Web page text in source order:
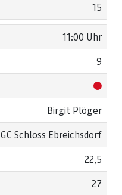
15
11:00 Uhr
9
Birgit Plöger
GC Schloss Ebreichsdorf
22,5
27